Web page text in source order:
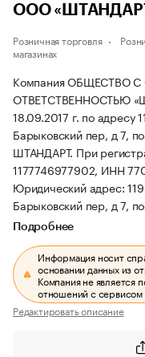
ООО
Розничная торговля
магазинах
Компания ОБЩЕСТВО
ОТВЕТСТВЕННОСТЬЮ
18.09.2017 г. по адресу
Барыковский пер, д 7,
ШТАНДАРТ. При
1177746977902, ИНН
Юридический адрес:
Барыковский пер, д 7,
Подробнее
Информация носит
основании данных из
Компания не является
отношений с сервисом
Редактировать описание